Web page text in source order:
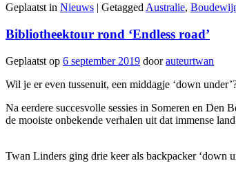
Geplaatst in Nieuws | Getagged Australie,
Bibliotheektour rond ‘Endless road’
Geplaatst op 6 september 2019 doorauteurtwan
Wil je er even tussenuit, een middagje ‘down
Na eerdere succesvolle sessies in Someren en
de mooiste onbekende verhalen uit dat immense
Twan Linders ging drie keer als backpacker ‘down